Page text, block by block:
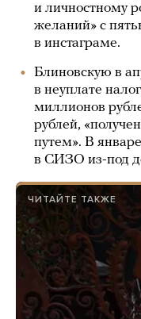
и личностному
желаний» с
в инстаграме.
Блиновскую в
в неуплате
миллионов
рублей,
путем». В
в СИЗО из-под
ЧИТАЙТЕ ТАКЖЕ